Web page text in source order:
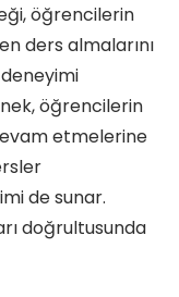
öğrencilerin
ders almalarını
öğrencilerin
etmelerine
de sunar.
doğrultusunda